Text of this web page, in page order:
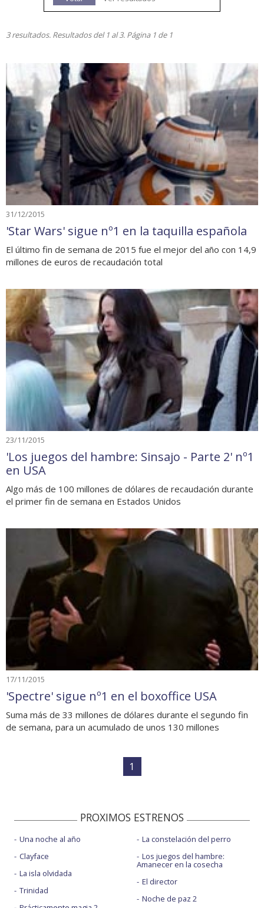
3 resultados. Resultados del 1 al 3. Página 1 de 1
31/12/2015
'Star Wars' sigue nº1 en la taquilla española
El último fin de semana de 2015 fue el mejor del año con 14,9
millones de euros de recaudación total
23/11/2015
'Los juegos del hambre: Sinsajo - Parte 2' nº1
en USA
Algo más de 100 millones de dólares de recaudación durante
el primer fin de semana en Estados Unidos
17/11/2015
'Spectre' sigue nº1 en el boxoffice USA
Suma más de 33 millones de dólares durante el segundo fin
de semana, para un acumulado de unos 130 millones
1
PROXIMOS ESTRENOS
Una noche al año
Clayface
La isla olvidada
Trinidad
La constelación del perro
Los juegos del hambre:
Amanecer en la cosecha
El director
Noche de paz 2